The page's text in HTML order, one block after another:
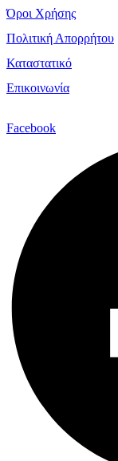
Όροι Χρήσης
Πολιτική Απορρήτου
Καταστατικό
Επικοινωνία
Facebook